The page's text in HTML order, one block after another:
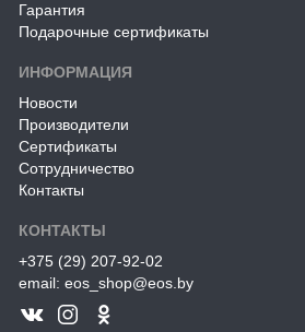
Гарантия
Подарочные сертификаты
ИНФОРМАЦИЯ
Новости
Производители
Сертификаты
Сотрудничество
Контакты
КОНТАКТЫ
+375 (29) 207-92-02
email: eos_shop@eos.by